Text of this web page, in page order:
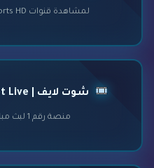
لمشاهدة قنوات beIN Sports HD بث مباشر مجاني
شوت لايف | Shoot Live - بث مباشر مجاني
منصة رقم 1 لبث مباشر مباريات اليوم HD